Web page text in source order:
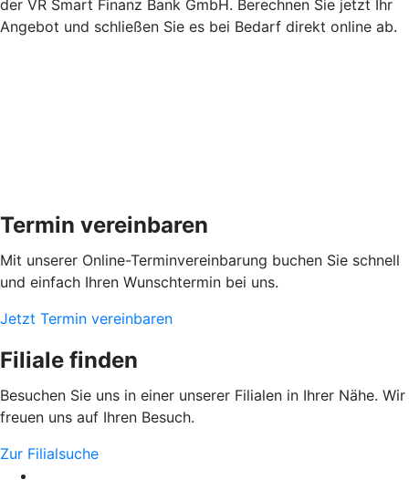
der VR Smart Finanz Bank GmbH. Berechnen Sie jetzt Ihr
Angebot und schließen Sie es bei Bedarf direkt online ab.
Termin vereinbaren
Mit unserer Online-Terminvereinbarung buchen Sie schnell
und einfach Ihren Wunschtermin bei uns.
Jetzt Termin vereinbaren
Filiale finden
Besuchen Sie uns in einer unserer Filialen in Ihrer Nähe. Wir
freuen uns auf Ihren Besuch.
Zur Filialsuche